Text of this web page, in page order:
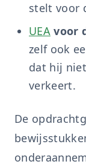
stelt voor
UEAvoor
zelf ook
dat hij
verkeert.
De